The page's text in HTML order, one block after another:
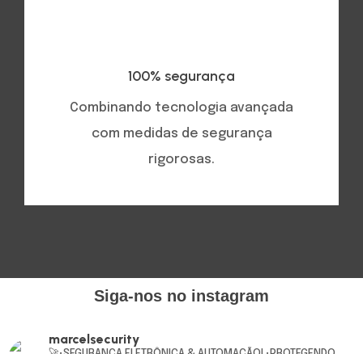
100% segurança
Combinando tecnologia avançada
com medidas de segurança
rigorosas.
Siga-nos no instagram
marcelsecurity